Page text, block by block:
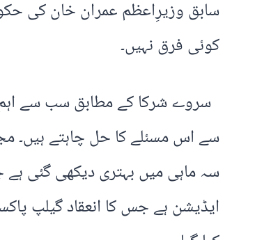
کوئی فرق نہیں۔